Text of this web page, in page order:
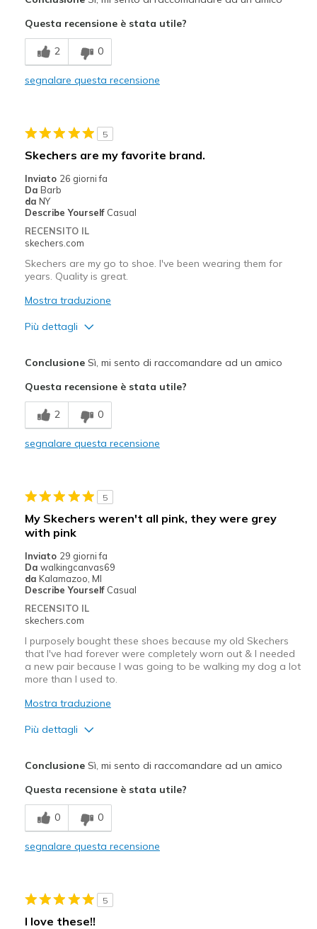
View On Shoes
Questa recensione è stata utile?
2 0
segnalare questa recensione
5
Skechers are my favorite brand.
Inviato 26 giorni fa
Da Barb
da NY
Describe Yourself Casual
RECENSITO IL
skechers.com
Skechers are my go to shoe. I've been wearing them for
years. Quality is great.
Mostra traduzione
Più dettagli
Comfortable
Migliori Utilizzi:
Casual Wear
Sizing
Feels half size too big
View On Shoes
Shoes are for Wearing
ConclusioneSì, mi sento di raccomandare ad un amico
Questa recensione è stata utile?
2 0
segnalare questa recensione
5
My Skechers weren't all pink, they were grey
with pink
Inviato 29 giorni fa
Da walkingcanvas69
da Kalamazoo, MI
Describe Yourself Casual
RECENSITO IL
skechers.com
I purposely bought these shoes because my old Skechers
that I've had forever were completely worn out & I needed
a new pair because I was going to be walking my dog a lot
more than I used to.
Mostra traduzione
Più dettagli
Washable
Difetti
Haven't had long enough
Casual Wear
ConclusioneSì, mi sento di raccomandare ad un amico
Questa recensione è stata utile?
0 0
segnalare questa recensione
5
I love these!!